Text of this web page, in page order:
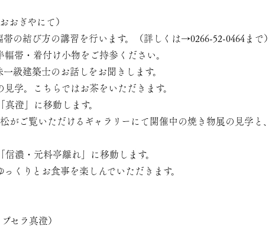
おぎやにて）
習を行います。（詳しくは→0266-52-0464まで）
け小物をご持参ください。
築士のお話しをお聞きします。
こちらではお茶をいただきます。
移動します。
覧いただけるギャラリーにて開催中の焼き物展の見学と、
亭離れ」に移動します。
とお食事を楽しんでいただきます。
セラ真澄）